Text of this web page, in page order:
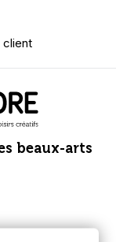
client
beaux-arts